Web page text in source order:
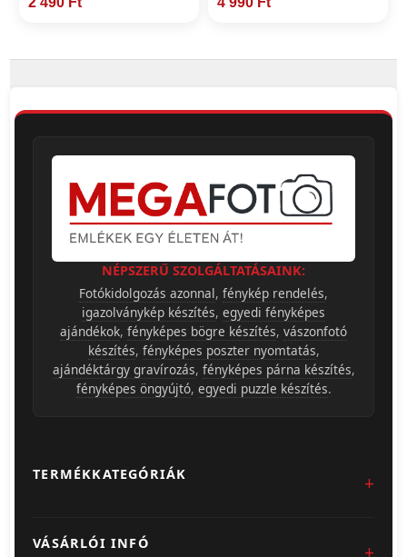
NÉPSZERŰ SZOLGÁLTATÁSAINK:
Fotókidolgozás azonnal, fénykép rendelés,
igazolványkép készítés, egyedi fényképes
ajándékok, fényképes bögre készítés, vászonfotó
készítés, fényképes poszter nyomtatás,
ajándéktárgy gravírozás, fényképes párna készítés,
fényképes öngyújtó, egyedi puzzle készítés.
TERMÉKKATEGÓRIÁK
Fotókidolgozás
VÁSÁRLÓI INFÓ